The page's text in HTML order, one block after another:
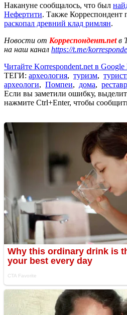
Накануне сообщалось, что был
Нефертити. Также Корреспондент
раскопал древний клад римлян.
Новости от Корреспондент.netв
на наш канал https://t.me/
Читайте Korrespondent.net в Google
ТЕГИ: археология, туризм,
археологи, Помпеи, дома,
Если вы заметили ошибку,
нажмите Ctrl+Enter, чтобы